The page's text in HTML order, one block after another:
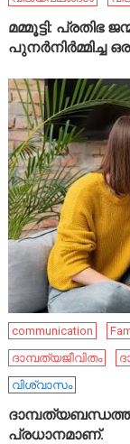
മമ്മൂട്ടി:
പുനർനിർമ്മിച്ച
communication
ദാമ്പത്യജീവിതം
വിശ്വാസം
പ്രധാനമാണ്.